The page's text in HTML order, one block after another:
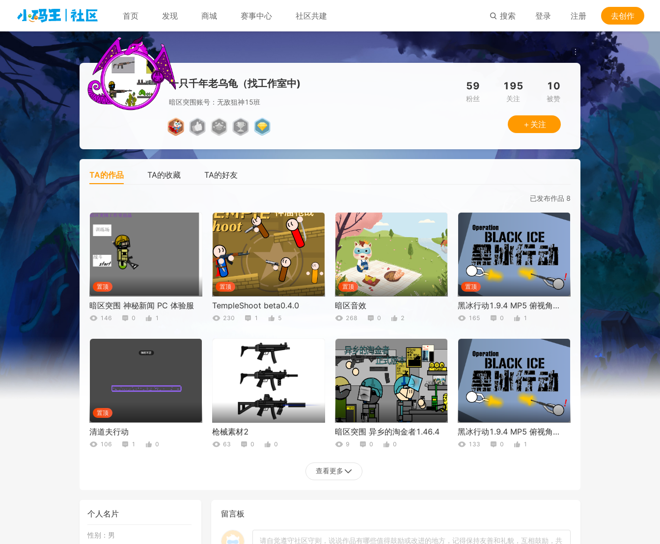
首页 发现 商城 赛事中心 社区共建 搜索 登录 注册 去创作
一只千年老乌龟（找工作室中)
暗区突围账号：无敌狙神15班
59
粉丝
195
关注
10
被赞
＋关注
TA的作品 TA的收藏 TA的好友
已发布作品 8
置顶
暗区突围 神秘新闻 PC 体验服
146 0 1
置顶
TempleShoot beta0.4.0
230 1 5
置顶
暗区音效
268 0 2
置顶
黑冰行动1.9.4 MP5 俯视角射击
165 0 1
置顶
清道夫行动
106 1 0
枪械素材2
63 0 0
暗区突围 异乡的淘金者1.46.4
9 0 0
黑冰行动1.9.4 MP5 俯视角射击
133 0 1
查看更多
个人名片
性别： 男
留言板